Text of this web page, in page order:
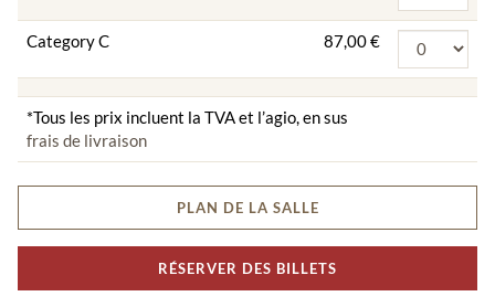
Category C 87,00 €
*Tous les prix incluent la TVA et l’agio, en sus
frais de livraison
PLAN DE LA SALLE
RÉSERVER DES BILLETS